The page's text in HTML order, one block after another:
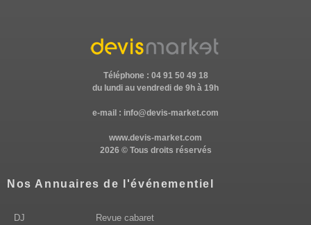
Téléphone : 04 91 50 49 18
du lundi au vendredi de 9h à 19h
e-mail : info@devis-market.com
www.devis-market.com
2026 © Tous droits réservés
Nos Annuaires de l'événementiel
DJ Revue cabaret